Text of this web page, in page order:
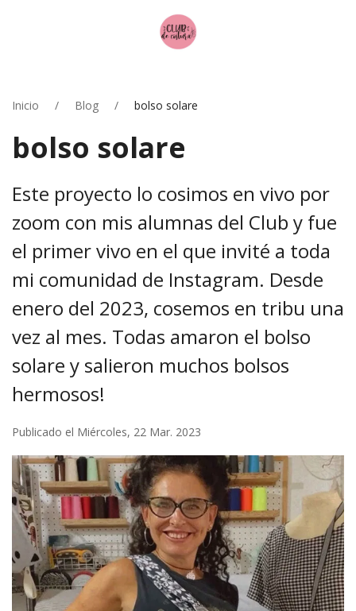
Inicio Blog bolso solare
bolso solare
Este proyecto lo cosimos en vivo por
zoom con mis alumnas del Club y fue
el primer vivo en el que invité a toda
mi comunidad de Instagram. Desde
enero del 2023, cosemos en tribu una
vez al mes. Todas amaron el bolso
solare y salieron muchos bolsos
hermosos!
Publicado el Miércoles, 22 Mar. 2023